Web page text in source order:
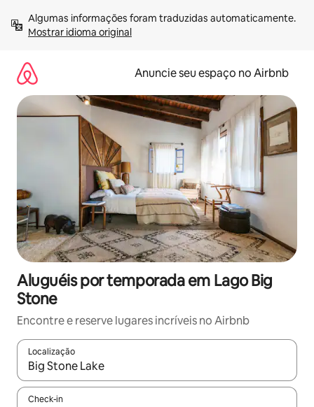
para
Mostrar idioma original
Anuncie seu espaço no Airbnb
Aluguéis por temporada em Lago Big
Stone
Encontre e reserve lugares incríveis no Airbnb
Localização
Quando os resultados estiverem disponíveis, explore-os
Check-in